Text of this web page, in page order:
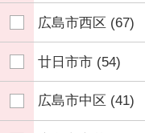
広島市西区 (67)
廿日市市 (54)
広島市中区 (41)